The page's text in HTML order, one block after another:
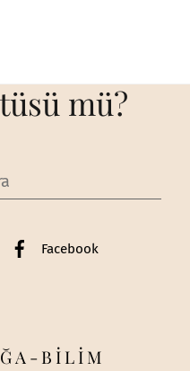
mü?
Facebook
BİLİM